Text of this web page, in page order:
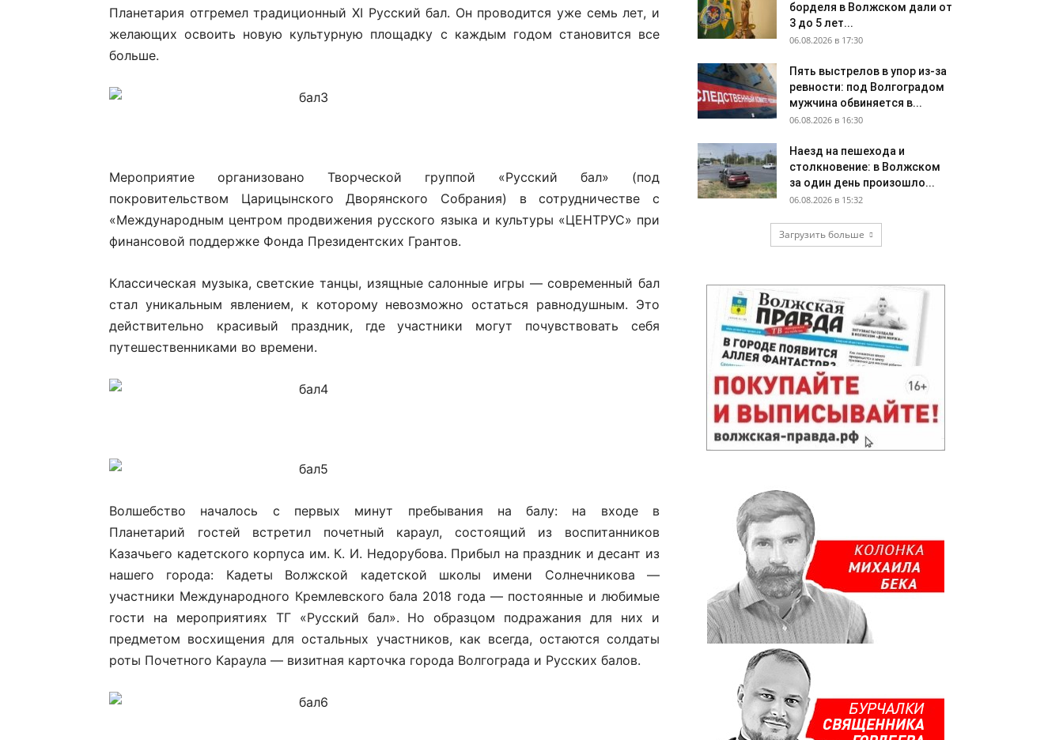
Планетария отгремел традиционный XI Русский бал. Он проводится уже семь лет, и
желающих освоить новую культурную площадку с каждым годом становится все
больше.
Мероприятие организовано Творческой группой «Русский бал» (под
покровительством Царицынского Дворянского Собрания) в сотрудничестве с
«Международным центром продвижения русского языка и культуры «ЦЕНТРУС» при
финансовой поддержке Фонда Президентских Грантов.
Классическая музыка, светские танцы, изящные салонные игры — современный бал
стал уникальным явлением, к которому невозможно остаться равнодушным. Это
действительно красивый праздник, где участники могут почувствовать себя
путешественниками во времени.
Волшебство началось с первых минут пребывания на балу: на входе в
Планетарий гостей встретил почетный караул, состоящий из воспитанников
Казачьего кадетского корпуса им. К. И. Недорубова. Прибыл на праздник и десант из
нашего города: Кадеты Волжской кадетской школы имени Солнечникова —
участники Международного Кремлевского бала 2018 года — постоянные и любимые
гости на мероприятиях ТГ «Русский бал». Но образцом подражания для них и
предметом восхищения для остальных участников, как всегда, остаются солдаты
роты Почетного Караула — визитная карточка города Волгограда и Русских балов.
борделя в Волжском дали от
3 до 5 лет...
06.08.2026 в 17:30
Пять выстрелов в упор из-за
ревности: под Волгоградом
мужчина обвиняется в...
06.08.2026 в 16:30
Наезд на пешехода и
столкновение: в Волжском
за один день произошло...
06.08.2026 в 15:32
Загрузить больше